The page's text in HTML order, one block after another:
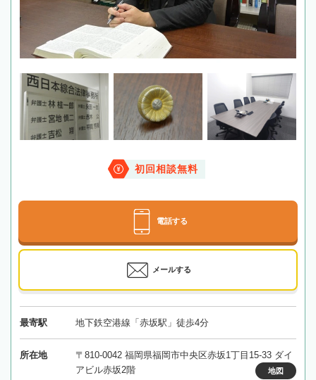
初回相談無料
電話する
メールする
最寄駅 地下鉄空港線「赤坂駅」徒歩4分
所在地
〒810-0042 福岡県福岡市中央区赤坂1丁目15-33 ダイ
アビル赤坂2階
地図